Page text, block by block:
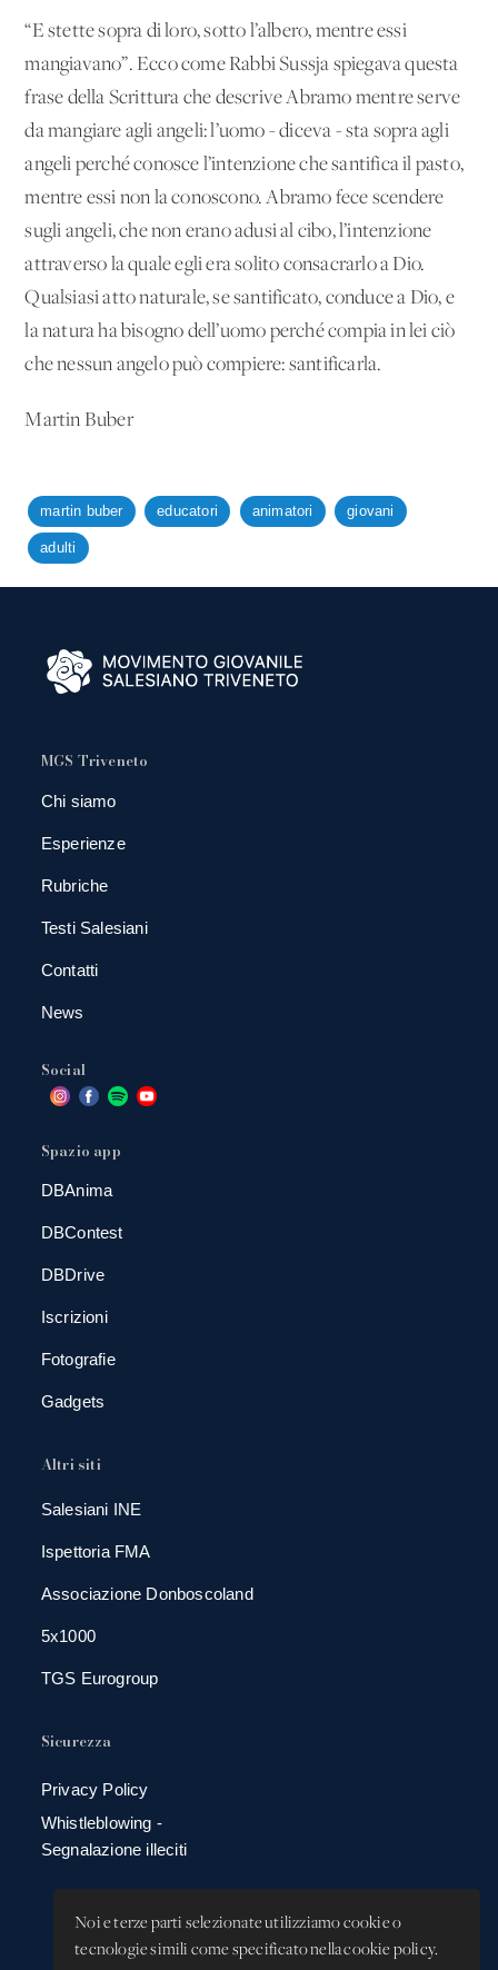
Noi e terze parti selezionate utilizziamo cookie o
tecnologie simili come specificato nella cookie policy.
“E stette sopra di loro, sotto l’albero, mentre essi
mangiavano”. Ecco come Rabbi Sussja spiegava questa
frase della Scrittura che descrive Abramo mentre serve
da mangiare agli angeli: l’uomo - diceva - sta sopra agli
angeli perché conosce l’intenzione che santifica il pasto,
mentre essi non la conoscono. Abramo fece scendere
sugli angeli, che non erano adusi al cibo, l’intenzione
attraverso la quale egli era solito consacrarlo a Dio.
Qualsiasi atto naturale, se santificato, conduce a Dio, e
la natura ha bisogno dell’uomo perché compia in lei ciò
che nessun angelo può compiere: santificarla.
Martin Buber
martin buber educatori animatori giovani
adulti
MGS Triveneto
Chi siamo
Esperienze
Rubriche
Testi Salesiani
Contatti
News
Social
Spazio app
DBAnima
DBContest
DBDrive
Iscrizioni
Fotografie
Gadgets
Altri siti
Salesiani INE
Ispettoria FMA
Associazione Donboscoland
5x1000
TGS Eurogroup
Sicurezza
Privacy Policy
Whistleblowing -
Segnalazione illeciti